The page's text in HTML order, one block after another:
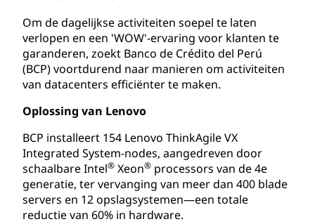
Om de dagelijkse activiteiten soepel te laten
verlopen en een 'WOW'-ervaring voor klanten te
garanderen, zoekt Banco de Crédito del Perú
(BCP) voortdurend naar manieren om activiteiten
van datacenters efficiënter te maken.
Oplossing van Lenovo
BCP installeert 154 Lenovo ThinkAgile VX
Integrated System-nodes, aangedreven door
schaalbare Intel® Xeon® processors van de 4e
generatie, ter vervanging van meer dan 400 blade
servers en 12 opslagsystemen—een totale
reductie van 60% in hardware.